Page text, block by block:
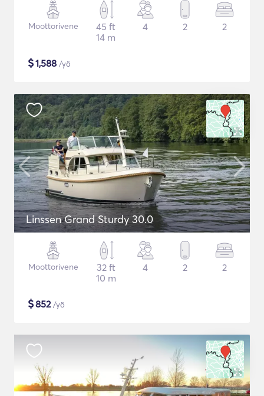
Moottorivene
45 ft
14 m
4 2 2
$1,588 /yö
Linssen Grand Sturdy 30.0
Moottorivene
32 ft
10 m
4 2 2
$852/yö